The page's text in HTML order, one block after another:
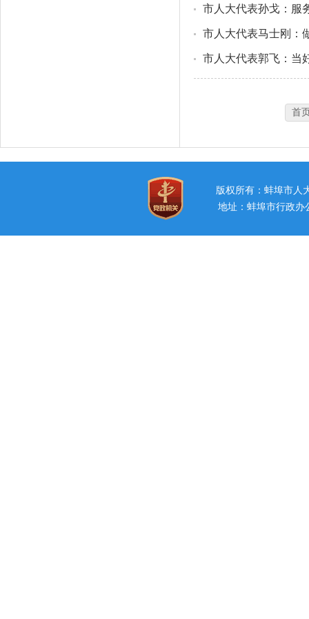
市人大代表孙戈：服
市人大代表马士刚：
市人大代表郭飞：当
首
版权所有：蚌埠市
地址：蚌埠市行政